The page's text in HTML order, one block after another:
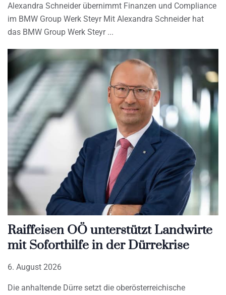
Alexandra Schneider übernimmt Finanzen und Compliance
im BMW Group Werk Steyr Mit Alexandra Schneider hat
das BMW Group Werk Steyr
Raiffeisen OÖ unterstützt Landwirte
mit Soforthilfe in der Dürrekrise
6. August 2026
Die anhaltende Dürre setzt die oberösterreichische